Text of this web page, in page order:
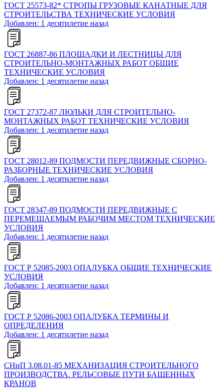
ГОСТ 25573-82* СТРОПЫ ГРУЗОВЫЕ КАНАТНЫЕ ДЛЯ
СТРОИТЕЛЬСТВА ТЕХНИЧЕСКИЕ УСЛОВИЯ
Добавлен: 1 десятилетие назад
ГОСТ 26887-86 ПЛОЩАДКИ И ЛЕСТНИЦЫ ДЛЯ
СТРОИТЕЛЬНО-МОНТАЖНЫХ РАБОТ ОБЩИЕ
ТЕХНИЧЕСКИЕ УСЛОВИЯ
Добавлен: 1 десятилетие назад
ГОСТ 27372-87 ЛЮЛЬКИ ДЛЯ СТРОИТЕЛЬНО-
МОНТАЖНЫХ РАБОТ ТЕХНИЧЕСКИЕ УСЛОВИЯ
Добавлен: 1 десятилетие назад
ГОСТ 28012-89 ПОДМОСТИ ПЕРЕДВИЖНЫЕ СБОРНО-
РАЗБОРНЫЕ ТЕХНИЧЕСКИЕ УСЛОВИЯ
Добавлен: 1 десятилетие назад
ГОСТ 28347-89 ПОДМОСТИ ПЕРЕДВИЖНЫЕ С
ПЕРЕМЕЩАЕМЫМ РАБОЧИМ МЕСТОМ ТЕХНИЧЕСКИЕ
УСЛОВИЯ
Добавлен: 1 десятилетие назад
ГОСТ Р 52085-2003 ОПАЛУБКА ОБЩИЕ ТЕХНИЧЕСКИЕ
УСЛОВИЯ
Добавлен: 1 десятилетие назад
ГОСТ Р 52086-2003 ОПАЛУБКА ТЕРМИНЫ И
ОПРЕДЕЛЕНИЯ
Добавлен: 1 десятилетие назад
СНиП 3.08.01-85 МЕХАНИЗАЦИЯ СТРОИТЕЛЬНОГО
ПРОИЗВОДСТВА. РЕЛЬСОВЫЕ ПУТИ БАШЕННЫХ
КРАНОВ